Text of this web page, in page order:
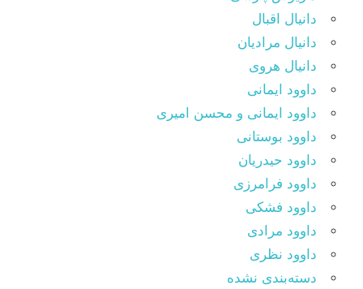
دانیال اقبال
دانیال مرادیان
دانیال هروی
داوود ایمانی
داوود ایمانی و محسن امیری
داوود بوستانی
داوود حیدریان
داوود فرامرزی
داوود فشکی
داوود مرادی
داوود نظری
دسته‌بندی نشده